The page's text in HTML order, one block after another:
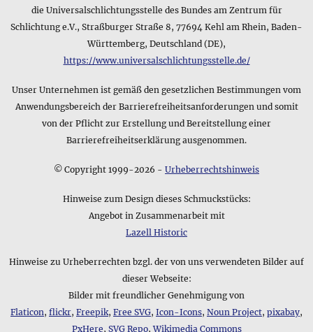
nur die Hauptbestandteile des Produkts umfasst - für
weitere Details können Sie die genaue Beschreibung des
Produktmaterials weiter oben auf dieser Seite verwenden,
die z.B. auch Hinweise zu optischen Eigenschaften des
Produkts enthalten kann.
die Universalschlichtungsstelle des Bundes am Zentrum für
Schlichtung e.V., Straßburger Straße 8, 77694 Kehl am Rhein, Baden-
Württemberg, Deutschland (DE),
https://www.universalschlichtungsstelle.de/
Unser Unternehmen ist gemäß den gesetzlichen Bestimmungen vom
Anwendungsbereich der Barrierefreiheitsanforderungen und somit
von der Pflicht zur Erstellung und Bereitstellung einer
Barrierefreiheitserklärung ausgenommen.
© Copyright 1999-2026 - Urheberrechtshinweis
Hinweise zum Design dieses Schmuckstücks:
Angebot in Zusammenarbeit mit
Lazell Historic
Hinweise zu Urheberrechten bzgl. der von uns verwendeten Bilder auf
dieser Webseite:
Bilder mit freundlicher Genehmigung von
Flaticon, flickr, Freepik, Free SVG, Icon-Icons, Noun Project, pixabay,
PxHere, SVG Repo,Wikimedia Commons